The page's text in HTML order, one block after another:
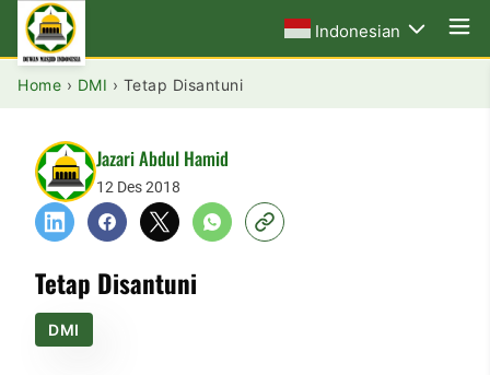
Indonesian
Home › DMI › Tetap Disantuni
Jazari Abdul Hamid
12 Des 2018
Tetap Disantuni
DMI